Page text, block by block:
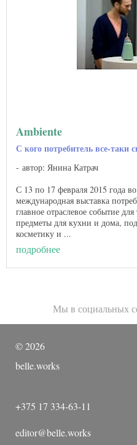
Ambiente
С кого потребитель все-таки
автор: Янина Катрач
С 13 по 17 февраля 2015 года
международная выставка
главное отраслевое событие
предметы для кухни и дома,
косметику и ...
подробнее
©2026
belle.works
+375 17 334-63-11
editor@belle.works
Мы в социальных